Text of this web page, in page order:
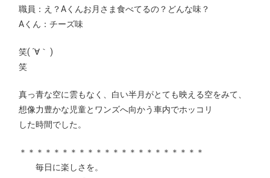
職員：え？Aくんお月さま食べてるの？どんな味？
Aくん：チーズ味
笑( ´∀｀ )
笑
真っ青な空に雲もなく、白い半月がとても映える空をみて、
想像力豊かな児童とワンズへ向かう車内でホッコリ
した時間でした。
＊＊＊＊＊＊＊＊＊＊＊＊＊＊＊＊＊＊＊＊＊＊
毎日に楽しさを。